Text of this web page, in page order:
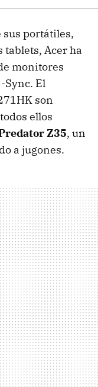
sus portátiles,
tablets, Acer ha
monitores
Sync. El
son
ellos
Z35, un
a jugones.